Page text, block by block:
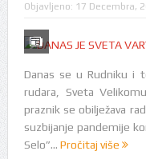
Objavljeno: 17 Decembra,
Danas se u Rudniku i
rudara, Sveta
praznik se obilježava
suzbijanje pandemije
Selo”... Pročitaj više